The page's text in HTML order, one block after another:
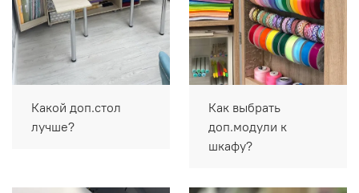
Какой доп.стол
лучше?
Как выбрать
доп.модули к
шкафу?